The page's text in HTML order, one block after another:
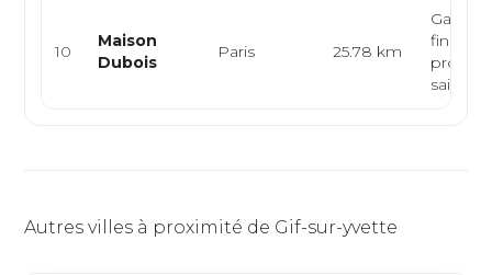
10
Maison
Dubois
Paris 25.78 km
fine
saison
Autres villes à proximité de Gif-sur-yvette